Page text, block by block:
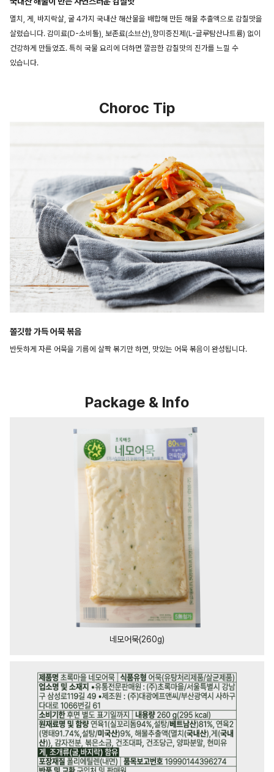
멸치, 게, 바지락살, 굴 4가지 국내산 해산물을 배합해 만든 해물 추출액으로 감칠맛을
살렸습니다. 감미료(D-소비톨), 보존료(소브산),향미증진제(L-글루탐산나트륨) 없이
건강하게 만들었죠. 특히 국물 요리에 더하면 깔끔한 감칠맛의 진가를 느낄 수
있습니다.
Choroc Tip
쫄깃함 가득 어묵 볶음
반듯하게 자른 어묵을 기름에 살짝 볶기만 하면, 맛있는 어묵 볶음이 완성됩니다.
Package & Info
네모어묵(260g)